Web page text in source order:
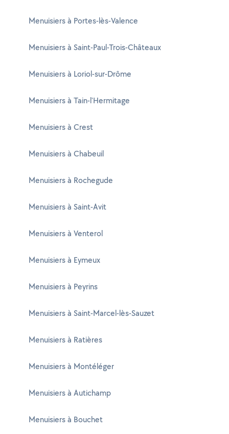
Menuisiers à Portes-lès-Valence
Menuisiers à Saint-Paul-Trois-Châteaux
Menuisiers à Loriol-sur-Drôme
Menuisiers à Tain-l'Hermitage
Menuisiers à Crest
Menuisiers à Chabeuil
Menuisiers à Rochegude
Menuisiers à Saint-Avit
Menuisiers à Venterol
Menuisiers à Eymeux
Menuisiers à Peyrins
Menuisiers à Saint-Marcel-lès-Sauzet
Menuisiers à Ratières
Menuisiers à Montéléger
Menuisiers à Autichamp
Menuisiers à Bouchet